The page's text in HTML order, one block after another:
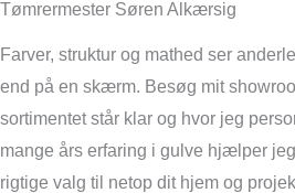
Tømrermester Søren Alkærsig
Farver, struktur og mathed ser
end på en skærm. Besøg mit
sortimentet står klar og hvor jeg
mange års erfaring i gulve hjælper
rigtige valg til netop dit hjem og